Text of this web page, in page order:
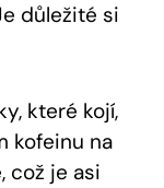
důležité si
které kojí,
kofeinu na
což je asi